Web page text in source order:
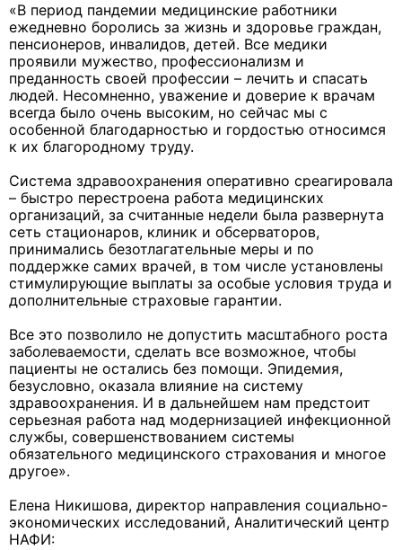
«В период пандемии медицинские работники
ежедневно боролись за жизнь и здоровье граждан,
пенсионеров, инвалидов, детей. Все медики
проявили мужество, профессионализм и
преданность своей профессии – лечить и спасать
людей. Несомненно, уважение и доверие к врачам
всегда было очень высоким, но сейчас мы с
особенной благодарностью и гордостью относимся
к их благородному труду.
Система здравоохранения оперативно среагировала
– быстро перестроена работа медицинских
организаций, за считанные недели была развернута
сеть стационаров, клиник и обсерваторов,
принимались безотлагательные меры и по
поддержке самих врачей, в том числе установлены
стимулирующие выплаты за особые условия труда и
дополнительные страховые гарантии.
Все это позволило не допустить масштабного роста
заболеваемости, сделать все возможное, чтобы
пациенты не остались без помощи. Эпидемия,
безусловно, оказала влияние на систему
здравоохранения. И в дальнейшем нам предстоит
серьезная работа над модернизацией инфекционной
службы, совершенствованием системы
обязательного медицинского страхования и многое
другое».
Елена Никишова, директор направления социально-
экономических исследований, Аналитический центр
НАФИ: